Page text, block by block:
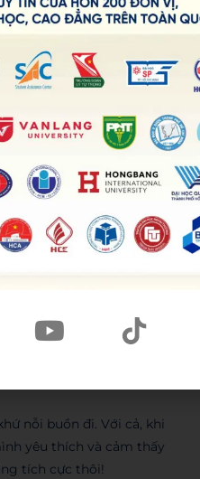
từ sự tích cực mà mình
và luôn nhận xét rằng
đã vô tình tạo được
là “truyd” thay vì
bé mà mình đăng mà
luôn á!
điểm này của mình!
có gì đâu mà
nỗi buồn đi. Với cả, khi
yêu thích và cảm thấy
tích cực thôi!